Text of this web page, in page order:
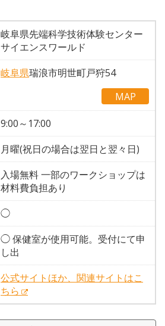
岐阜県先端科学技術体験センター
サイエンスワールド
岐阜県瑞浪市明世町戸狩54
MAP
9:00～17:00
月曜(祝日の場合は翌日と翌々日)
入場無料 一部のワークショップは
材料費負担あり
◯
◯ 保健室が使用可能。受付にて申
し出
公式サイトほか、関連サイトはこ
ちら